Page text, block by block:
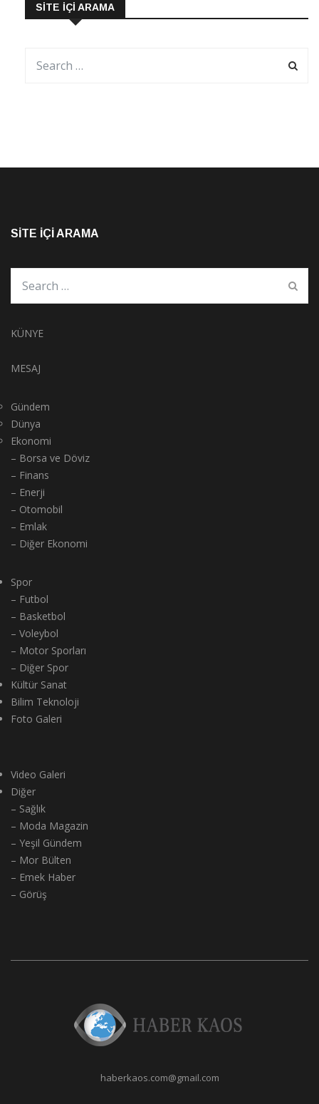
SITE İÇI ARAMA
SITE İÇI ARAMA
KÜNYE
MESAJ
Gündem
Dünya
Ekonomi
– Borsa ve Döviz
– Finans
– Enerji
– Otomobil
– Emlak
– Diğer Ekonomi
Spor
– Futbol
– Basketbol
– Voleybol
– Motor Sporları
– Diğer Spor
Kültür Sanat
Bilim Teknoloji
Foto Galeri
Video Galeri
Diğer
– Sağlık
– Moda Magazin
– Yeşil Gündem
– Mor Bülten
– Emek Haber
– Görüş
haberkaos.com@gmail.com